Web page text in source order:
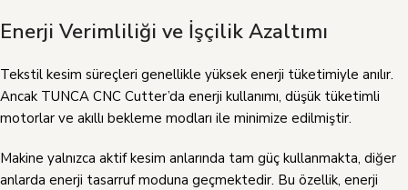
Enerji Verimliliği ve İşçilik Azaltımı
Tekstil kesim süreçleri genellikle yüksek enerji tüketimiyle anılır.
Ancak TUNCA CNC Cutter’da enerji kullanımı, düşük tüketimli
motorlar ve akıllı bekleme modları ile minimize edilmiştir.
Makine yalnızca aktif kesim anlarında tam güç kullanmakta, diğer
anlarda enerji tasarruf moduna geçmektedir. Bu özellik, enerji